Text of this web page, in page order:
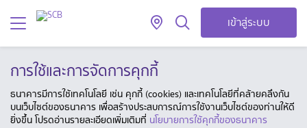
เข้าสู่ระบบ
การใช้และการจัดการคุกกี้
ธนาคารมีการใช้เทคโนโลยี เช่น คุกกี้ (cookies) และเทคโนโลยีที่คล้ายคลึงกัน
บนเว็บไซต์ของธนาคาร เพื่อสร้างประสบการณ์การใช้งานเว็บไซต์ของท่านให้ดี
ยิ่งขึ้น โปรดอ่านรายละเอียดเพิ่มเติมที่ นโยบายการใช้คุกกี้ของธนาคาร